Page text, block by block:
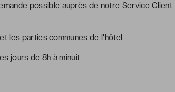
possible auprès de notre Service Client
les parties communes de l'hôtel
jours de 8h à minuit